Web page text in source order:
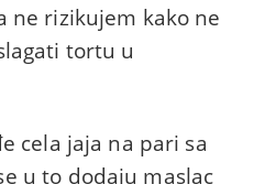
ne rizikujem kako ne
tortu u
cela jaja na pari sa
u to dodaju maslac